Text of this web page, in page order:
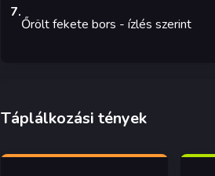
7.
Őrölt fekete bors - ízlés szerint
Táplálkozási tények